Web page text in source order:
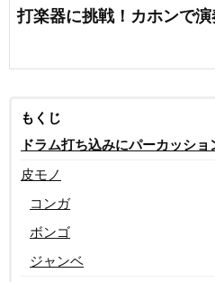
打楽器に挑戦！カホンで
もくじ
ドラム打ち込みにパーカッショ
皮モノ
コンガ
ボンゴ
ジャンベ